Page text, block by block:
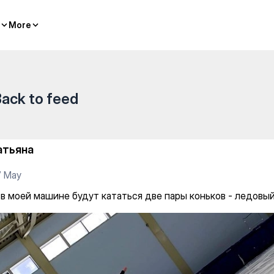
More
More
to feed
May
моей машине будут кататься две пары коньков -